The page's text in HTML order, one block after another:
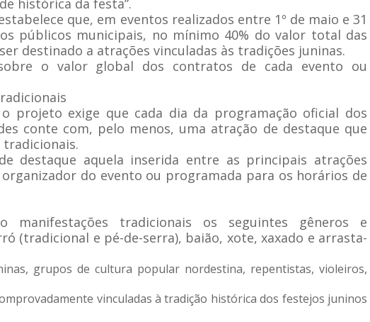
histórica da festa”.
que, em eventos realizados entre 1º de maio e 31
públicos municipais, no mínimo 40% do valor total das
destinado a atrações vinculadas às tradições juninas.
o valor global dos contratos de cada evento ou
projeto exige que cada dia da programação oficial dos
conte com, pelo menos, uma atração de destaque que
destaque aquela inserida entre as principais atrações
do evento ou programada para os horários de
manifestações tradicionais os seguintes gêneros e
(tradicional e pé-de-serra), baião, xote, xaxado e arrasta-
grupos de cultura popular nordestina, repentistas, violeiros,
vinculadas à tradição histórica dos festejos juninos